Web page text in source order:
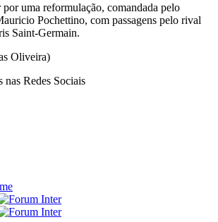
por uma reformulação, comandada pelo
Pochettino, com passagens pelo rival
Saint-Germain.
Oliveira)
nas Redes Sociais